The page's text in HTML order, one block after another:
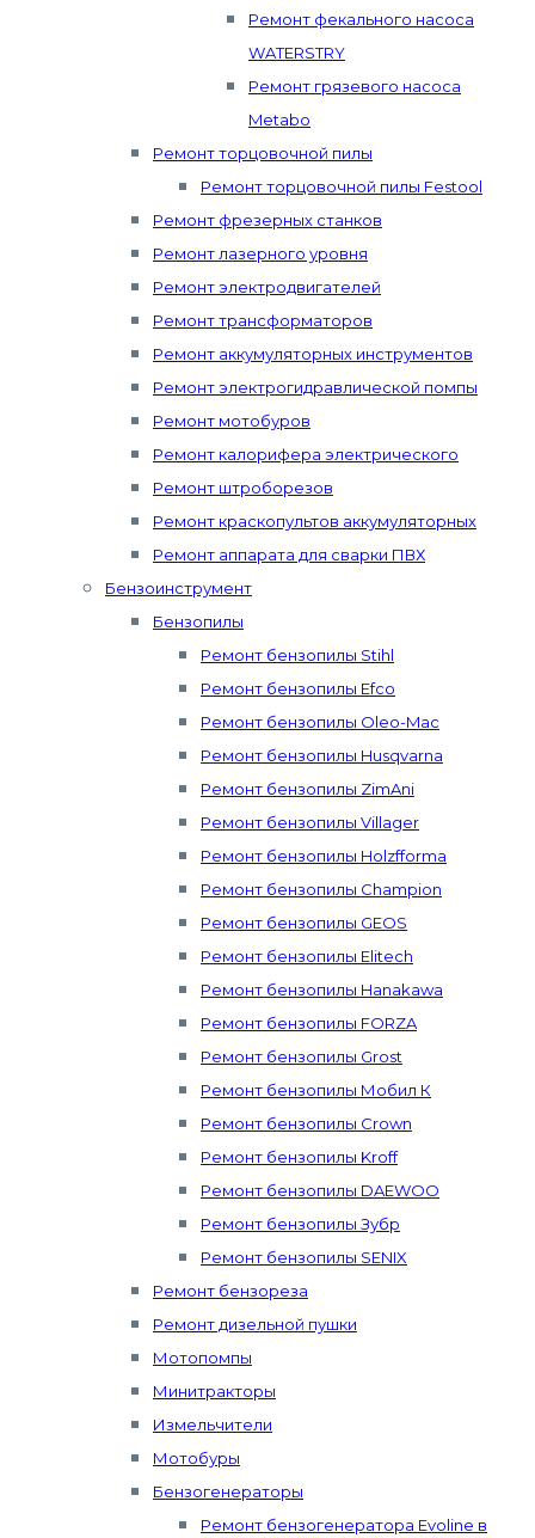
Ремонт фекального насоса
WATERSTRY
Ремонт грязевого насоса
Metabo
Ремонт торцовочной пилы
Ремонт торцовочной пилы Festool
Ремонт фрезерных станков
Ремонт лазерного уровня
Ремонт электродвигателей
Ремонт трансформаторов
Ремонт аккумуляторных инструментов
Ремонт электрогидравлической помпы
Ремонт мотобуров
Ремонт калорифера электрического
Ремонт штроборезов
Ремонт краскопультов аккумуляторных
Ремонт аппарата для сварки ПВХ
Бензоинструмент
Бензопилы
Ремонт бензопилы Stihl
Ремонт бензопилы Efco
Ремонт бензопилы Oleo-Mac
Ремонт бензопилы Husqvarna
Ремонт бензопилы ZimAni
Ремонт бензопилы Villager
Ремонт бензопилы Holzfforma
Ремонт бензопилы Champion
Ремонт бензопилы GEOS
Ремонт бензопилы Elitech
Ремонт бензопилы Hanakawa
Ремонт бензопилы FORZA
Ремонт бензопилы Grost
Ремонт бензопилы Мобил К
Ремонт бензопилы Crown
Ремонт бензопилы Kroff
Ремонт бензопилы DAEWOO
Ремонт бензопилы Зубр
Ремонт бензопилы SENIX
Ремонт бензореза
Ремонт дизельной пушки
Мотопомпы
Минитракторы
Измельчители
Мотобуры
Бензогенераторы
Ремонт бензогенератора Evoline в